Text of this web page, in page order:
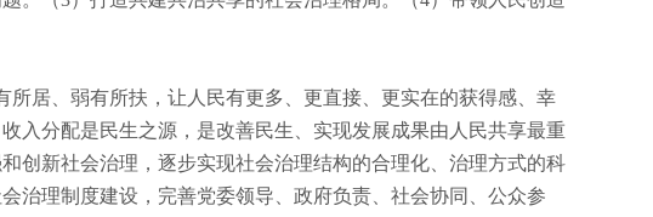
居、弱有所扶，让人民有更多、更直接、更实在的获得感、幸
入分配是民生之源，是改善民生、实现发展成果由人民共享最重
创新社会治理，逐步实现社会治理结构的合理化、治理方式的科
治理制度建设，完善党委领导、政府负责、社会协同、公众参